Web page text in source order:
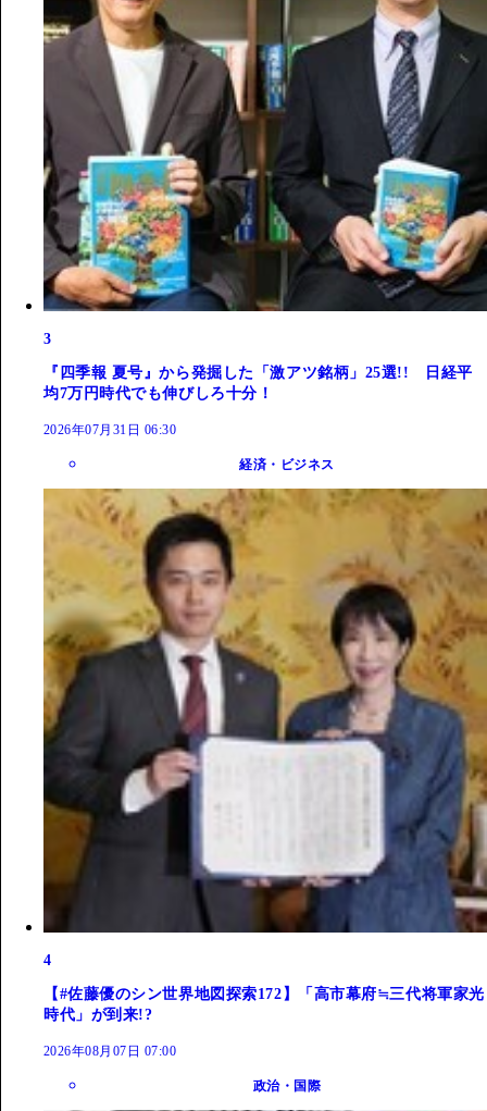
3
『四季報 夏号』から発掘した「激アツ銘柄」25選!! 日経平
均7万円時代でも伸びしろ十分！
2026年07月31日 06:30
経済・ビジネス
4
【#佐藤優のシン世界地図探索172】「高市幕府≒三代将軍家光
時代」が到来!?
2026年08月07日 07:00
政治・国際